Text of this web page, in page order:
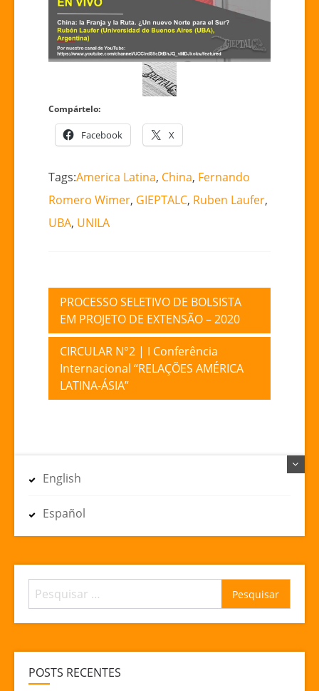
Compártelo:
Facebook X
Tags:America Latina, China, Fernando
Romero Wimer, GIEPTALC, Ruben Laufer,
UBA, UNILA
Navegação
de
Post
PROCESSO SELETIVO DE BOLSISTA
EM PROJETO DE EXTENSÃO – 2020
CIRCULAR N°2 | I Conferência
Internacional “RELAÇÕES AMÉRICA
LATINA-ÁSIA”
English
Español
Pesquisar
por:
POSTS RECENTES